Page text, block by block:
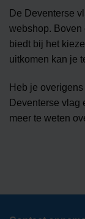
De Deventerse
webshop. Boven
biedt bij het
uitkomen kan je
Heb je
Deventerse vlag
meer te weten